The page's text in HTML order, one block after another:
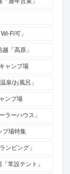
Fi可」
越「高原」
ャンプ場
泉/お風呂」
ンプ場
ラーハウス」
プ場特集
ンピング」
常設テント」